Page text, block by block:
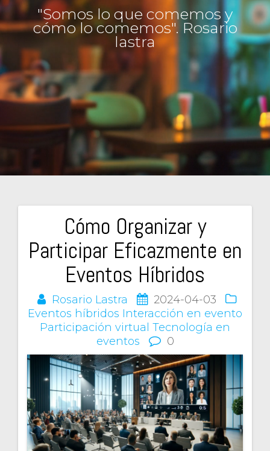
"Somos lo que comemos y
cómo lo comemos". Rosario
lastra
Cómo Organizar y
Participar Eficazmente en
Eventos Híbridos
Rosario Lastra
2024-04-03
Eventos híbridos Interacción en evento
Participación virtual Tecnología en
eventos
0
Navegación
de
entradas